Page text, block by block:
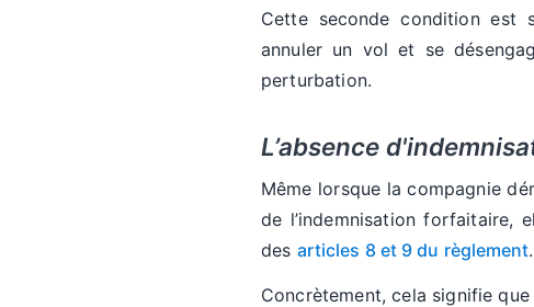
Cette seconde condition est
annuler un vol et se
perturbation.
L’absence
Même lorsque la compagnie
de l’indemnisation forfaitaire,
des articles 8 et 9 du règlement.
Concrètement, cela signifie